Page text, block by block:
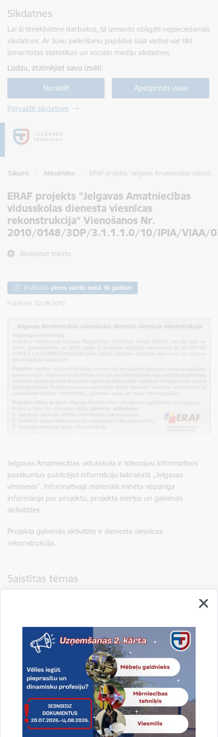
Sīkdatnes
Lai šī tīmekļvietne darbotos, tā izmanto obligāti nepieciešamās
sīkdatnes. Ar Jūsu piekrišanu papildus šajā vietnē var tikt
izmantotas statistikas un sociālo mediju sīkdatnes.
Lūdzu, atzīmējiet savu izvēli:
Noraidīt Apstiprināt visas
Pārvaldīt sīkdatnes
Sākums Aktualitātes ERAF projekts "Jelgavas Amatniecības
ERAF projekts "Jelgavas Amatniecības
vidusskolas dienesta viesnīcas
rekonstrukcija” Vienošanos Nr.
2010/0148/3DP/3.1.1.1.0/10/IPIA/VIAA/
Atskaņot tekstu
Publicēts pirms vairāk nekā 16 gadiem
Publicēts: 02.08.2010.
Jelgavas Amatniecības vidusskola ir īstenojusi informatīvos
pasākumus publicējot informāciju laikrakstā „Jelgavas
vēstnesis”. Informatīvajā materiālā minēta vispārīga
informācija par projektu, projekta mērķis un galvenās
aktivitātes.
Projekta galvenās aktivitāte ir dienesta viesnīcas
rekonstrukcija.
Saistītas tēmas
Drukāt lapu
Dalīties